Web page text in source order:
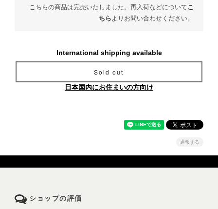
こちらの商品は完売いたしました。再入荷などについてこ
ちらよりお問い合わせください。
International shipping available
Sold out
日本国内にお住まいの方向け
通報する
ショップの評価